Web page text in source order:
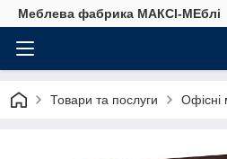
Меблева фабрика МАКСІ-МЕблі
Товари та послуги Офісні